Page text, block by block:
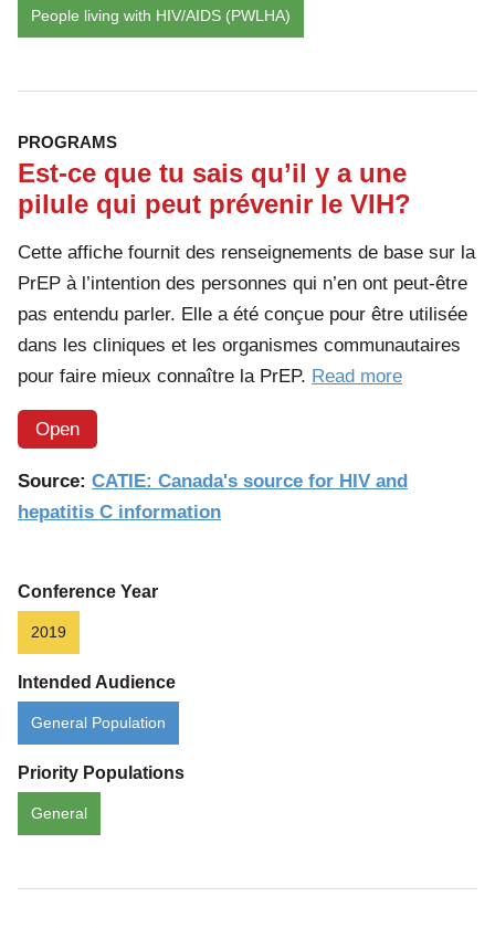
People living with HIV/AIDS (PWLHA)
PROGRAMS
Est-ce que tu sais qu’il y a une
pilule qui peut prévenir le VIH?
Cette affiche fournit des renseignements de base sur la
PrEP à l’intention des personnes qui n’en ont peut-être
pas entendu parler. Elle a été conçue pour être utilisée
dans les cliniques et les organismes communautaires
pour faire mieux connaître la PrEP. Read moreof
Open
Source: CATIE: Canada's source for HIV and
hepatitis C information
Conference Year
2019
Intended Audience
General Population
Priority Populations
General